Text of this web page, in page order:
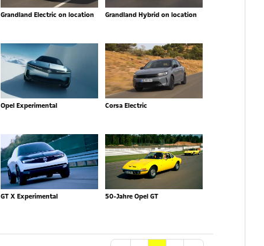
Grandland Electric on location Grandland Hybrid on location
Opel Experimental Corsa Electric
GT X Experimental 50-Jahre Opel GT